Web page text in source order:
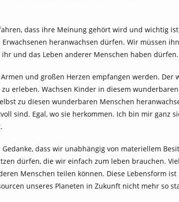
dass ihre Meinung gehört wird und wichtig
heranwachsen dürfen. Wir müssen
und das Leben anderer Menschen haben dürfen.
und großen Herzen empfangen werden. Der
erleben. Wachsen Kinder in diesem
zu diesen wunderbaren Menschen
sind. Egal, wo sie herkommen. Ich bin mir ganz
dass wir unabhängig von materiellem
dürfen, die wir einfach zum leben brauchen.
Menschen teilen können. Diese Lebensform
unseres Planeten in Zukunft nicht mehr so